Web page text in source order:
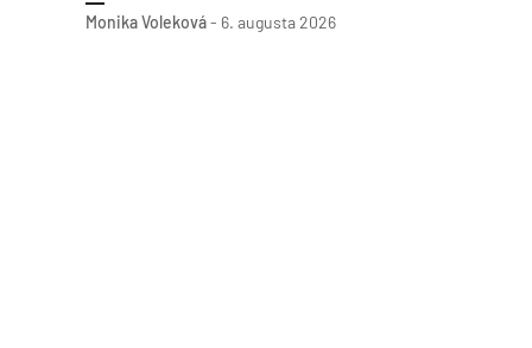
Monika Voleková- 6. augusta 2026